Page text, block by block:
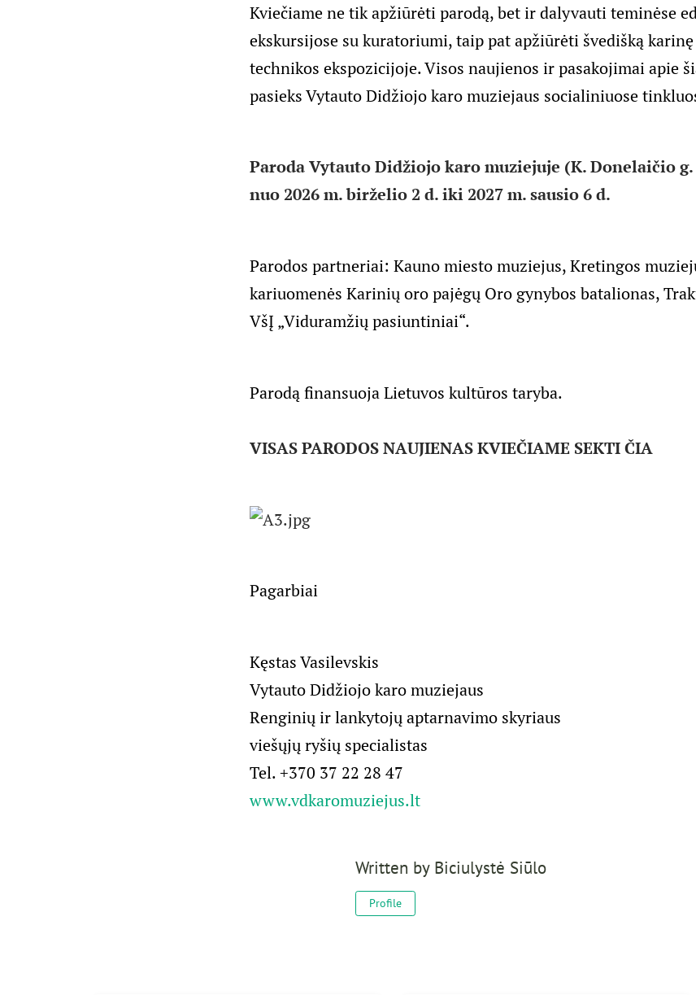
Kviečiame ne tik apžiūrėti parodą, bet ir dalyvauti teminėse
ekskursijose su kuratoriumi, taip pat apžiūrėti švedišką
technikos ekspozicijoje. Visos naujienos ir pasakojimai apie
pasieks Vytauto Didžiojo karo muziejaus socialiniuose
Paroda Vytauto Didžiojo karo muziejuje (K. Donelaičio g.
nuo 2026 m. birželio 2 d. iki 2027 m. sausio 6 d.
Parodos partneriai: Kauno miesto muziejus, Kretingos
kariuomenės Karinių oro pajėgų Oro gynybos batalionas,
VšĮ „Viduramžių pasiuntiniai“.
Parodą finansuoja Lietuvos kultūros taryba.
VISAS PARODOS NAUJIENAS KVIEČIAME SEKTI ČIA
Pagarbiai
Kęstas Vasilevskis
Vytauto Didžiojo karo muziejaus
Renginių ir lankytojų aptarnavimo skyriaus
viešųjų ryšių specialistas
Tel. +370 37 22 28 47
www.vdkaromuziejus.lt
Written by Biciulystė Siūlo
Profile